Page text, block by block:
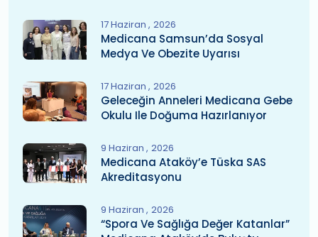
17 Haziran 2026
Medicana Samsun’da Sosyal
Medya Ve Obezite Uyarısı
17 Haziran 2026
Geleceğin Anneleri Medicana Gebe
Okulu Ile Doğuma Hazırlanıyor
9 Haziran 2026
Medicana Ataköy’e Tüska SAS
Akreditasyonu
9 Haziran 2026
“Spora Ve Sağlığa Değer Katanlar”